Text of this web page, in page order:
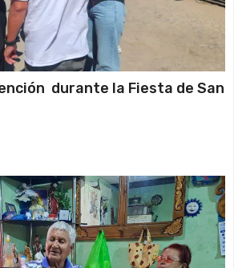
durante la Fiesta de San